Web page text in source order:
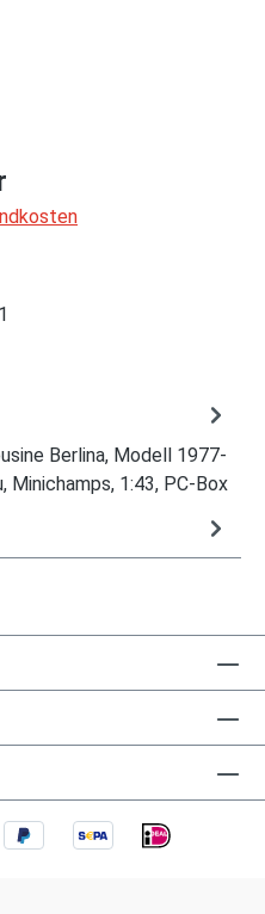
Berlina, Modell 1977-
Minichamps, 1:43, PC-Box